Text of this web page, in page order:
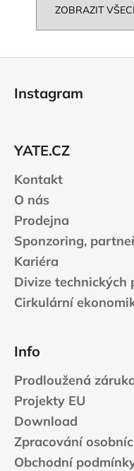
ZOBRAZIT
Instagram
YATE.CZ
Kontakt
O nás
Prodejna
Sponzoring,
Kariéra
Divize technických
Cirkulární
Info
Prodloužená
Projekty EU
Download
Zpracování
Obchodní